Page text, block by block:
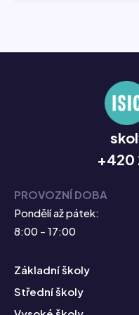
+420
PROVOZNÍ DOBA
Pondělí až pátek:
8:00 - 17:00
Základní školy
Střední školy